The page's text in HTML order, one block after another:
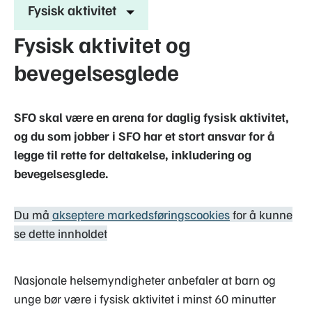
Fysisk aktivitet
Fysisk aktivitet og
bevegelsesglede
SFO skal være en arena for daglig fysisk aktivitet,
og du som jobber i SFO har et stort ansvar for å
legge til rette for deltakelse, inkludering og
bevegelsesglede.
Du må akseptere markedsføringscookiesfor å kunne
se dette innholdet
Nasjonale helsemyndigheter anbefaler at barn og
unge bør være i fysisk aktivitet i minst 60 minutter